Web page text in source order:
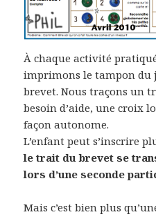
À chaque activité
imprimons le tampon du
brevet. Nous traçons un
besoin d’aide, une croix
façon autonome.
L’enfant peut s’inscrire
le trait du brevet se
lors d’une seconde
Mais c’est bien plus